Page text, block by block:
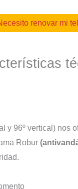
renovar mi
y 96º vertical) nos
Robur